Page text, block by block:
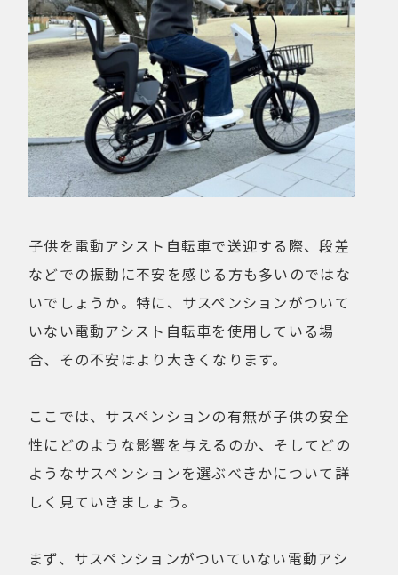
子供を電動アシスト自転車で送迎する際、段差
などでの振動に不安を感じる方も多いのではな
いでしょうか。特に、サスペンションがついて
いない電動アシスト自転車を使用している場
合、その不安はより大きくなります。
ここでは、サスペンションの有無が子供の安全
性にどのような影響を与えるのか、そしてどの
ようなサスペンションを選ぶべきかについて詳
しく見ていきましょう。
まず、サスペンションがついていない電動アシ